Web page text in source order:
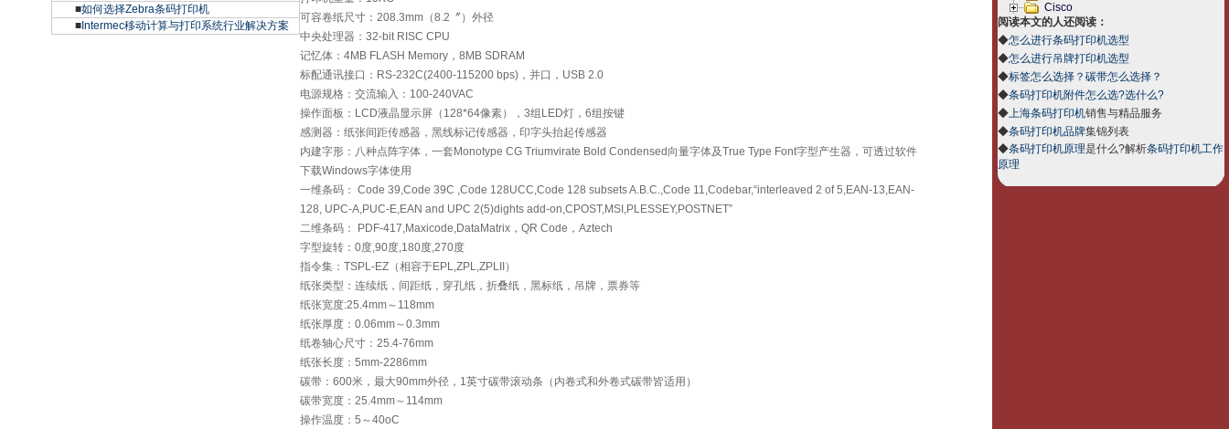
Cisco
阅读本文的人还阅读：
◆怎么进行条码打印机选型
◆怎么进行吊牌打印机选型
◆标签怎么选择？碳带怎么选择？
◆条码打印机附件怎么选?选什么?
◆上海条码打印机销售与精品服务
◆条码打印机品牌集锦列表
◆条码打印机原理是什么?解析条码打印机工作
原理
■如何选择Zebra条码打印机
■ Intermec移动计算与打印系统行业解决方案
可容卷纸尺寸：208.3mm（8.2〞）外径
中央处理器：32-bit RISC CPU
记忆体：4MB FLASH Memory，8MB SDRAM
标配通讯接口：RS-232C(2400-115200 bps)，并口，USB 2.0
电源规格：交流输入：100-240VAC
操作面板：LCD液晶显示屏（128*64像素），3组LED灯，6组按键
感测器：纸张间距传感器，黑线标记传感器，印字头抬起传感器
内建字形：八种点阵字体，一套Monotype CG Triumvirate Bold Condensed向量字体及True Type Font字型产生器，可透过软件
下载Windows字体使用
一维条码： Code 39,Code 39C ,Code 128UCC,Code 128 subsets A.B.C.,Code 11,Codebar,“interleaved 2 of 5,EAN-13,EAN-
128, UPC-A,PUC-E,EAN and UPC 2(5)dights add-on,CPOST,MSI,PLESSEY,POSTNET”
二维条码： PDF-417,Maxicode,DataMatrix，QR Code，Aztech
字型旋转：0度,90度,180度,270度
指令集：TSPL-EZ（相容于EPL,ZPL,ZPLII）
纸张类型：连续纸，间距纸，穿孔纸，折叠纸，黑标纸，吊牌，票券等
纸张宽度:25.4mm～118mm
纸张厚度：0.06mm～0.3mm
纸卷轴心尺寸：25.4-76mm
纸张长度：5mm-2286mm
碳带：600米，最大90mm外径，1英寸碳带滚动条（内卷式和外卷式碳带皆适用）
碳带宽度：25.4mm～114mm
操作温度：5～40oC